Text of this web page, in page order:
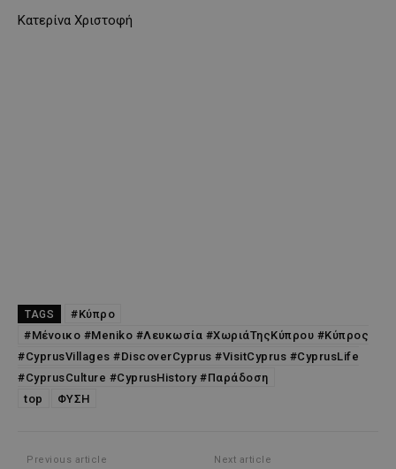
Κατερίνα Χριστοφή
TAGS
#Κύπρο
#Μένοικο #Meniko #Λευκωσία #ΧωριάΤηςΚύπρου #Κύπρος
#CyprusVillages #DiscoverCyprus #VisitCyprus #CyprusLife
#CyprusCulture #CyprusHistory #Παράδοση
top
ΦΥΣΗ
Previous article Next article